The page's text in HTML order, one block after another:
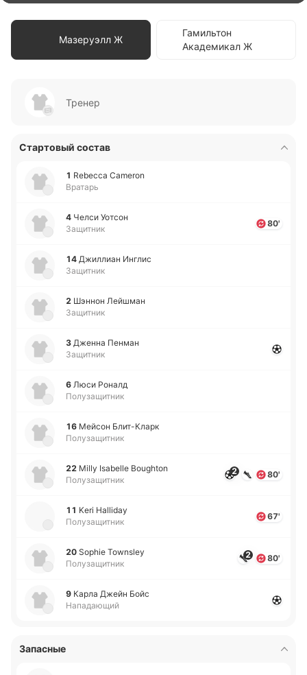
Мазеруэлл Ж
Гамильтон
Академикал Ж
Тренер
Стартовый состав
1 Rebecca Cameron
Вратарь
4 Челси Уотсон
Защитник
80'
14 Джи­ллиан Инглис
Защитник
2 Шэннон Лей­шман
Защитник
3 Дженна Пенман
Защитник
6 Люси Роналд
Полузащитник
16 Мейсон Бли­т-Кларк
Полузащитник
22 Milly Isabelle Boughton
Полузащитник
2 80'
11 Keri Halliday
Полузащитник
67'
20 Sophie Townsley
Полузащитник
2 80'
9 Карла Джейн Бойс
Нападающий
Запасные